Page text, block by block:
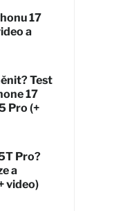
17
a
Test
17
Pro (+
Pro?
a
video)